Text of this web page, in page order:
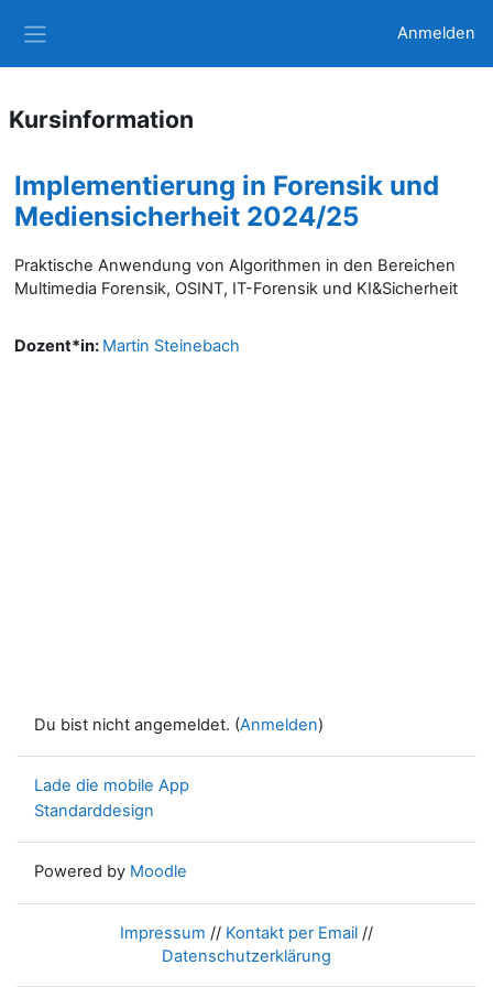
Anmelden
Kursinformation
Implementierung in Forensik und
Mediensicherheit 2024/25
Praktische Anwendung von Algorithmen in den Bereichen
Multimedia Forensik, OSINT, IT-Forensik und KI&Sicherheit
Dozent*in: Martin Steinebach
Du bist nicht angemeldet. (Anmelden)
Lade die mobile App
Standarddesign
Powered by Moodle
Impressum // Kontakt per Email //
Datenschutzerklärung